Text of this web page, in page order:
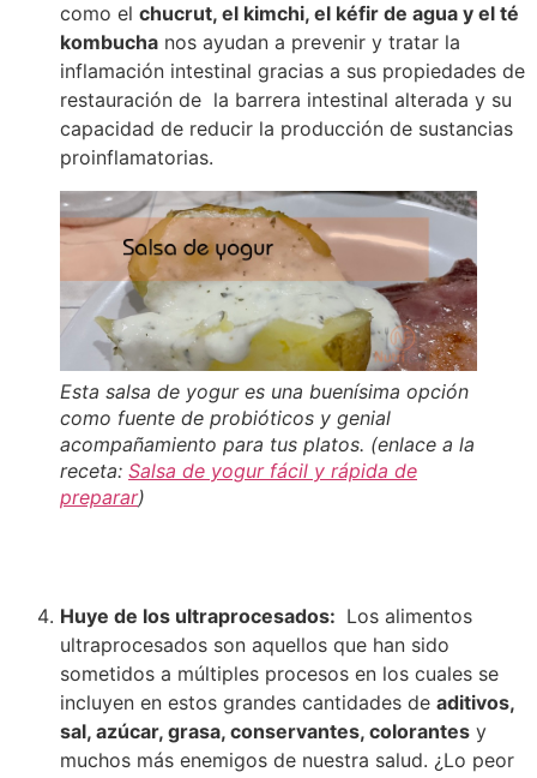
como el chucrut, el kimchi, el kéfir de agua y el té
kombucha nos ayudan a prevenir y tratar la
inflamación intestinal gracias a sus propiedades de
restauración de la barrera intestinal alterada y su
capacidad de reducir la producción de sustancias
proinflamatorias.
Esta salsa de yogur es una buenísima opción
como fuente de probióticos y genial
acompañamiento para tus platos. (enlace a la
receta: Salsa de yogur fácil y rápida de
preparar)
Huye de los ultraprocesados: Los alimentos
ultraprocesados son aquellos que han sido
sometidos a múltiples procesos en los cuales se
incluyen en estos grandes cantidades de aditivos,
sal, azúcar, grasa, conservantes, colorantes y
muchos más enemigos de nuestra salud. ¿Lo peor